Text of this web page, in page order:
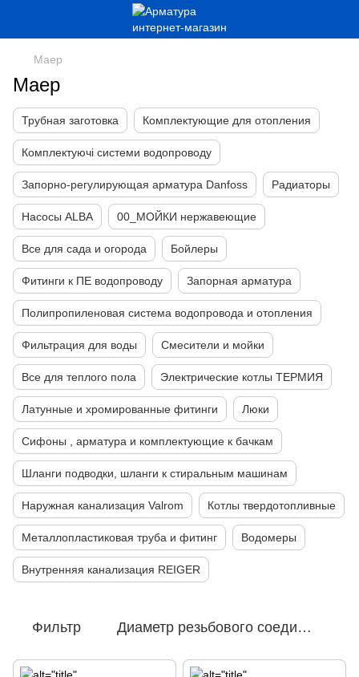
Маер
Маер
Трубная заготовка Комплектующие для отопления
Комплектуючі системи водопроводу
Запорно-регулирующая арматура Danfoss Радиаторы
Насосы ALBA 00_МОЙКИ нержавеющие
Все для сада и огорода Бойлеры
Фитинги к ПЕ водопроводу Запорная арматура
Полипропиленовая система водопровода и отопления
Фильтрация для воды Смесители и мойки
Все для теплого пола Электрические котлы ТЕРМИЯ
Латунные и хромированные фитинги Люки
Сифоны , арматура и комплектующие к бачкам
Шланги подводки, шланги к стиральным машинам
Наружная канализация Valrom Котлы твердотопливные
Металлопластиковая труба и фитинг Водомеры
Внутренняя канализация REIGER
Фильтр Диаметр резьбового соединения